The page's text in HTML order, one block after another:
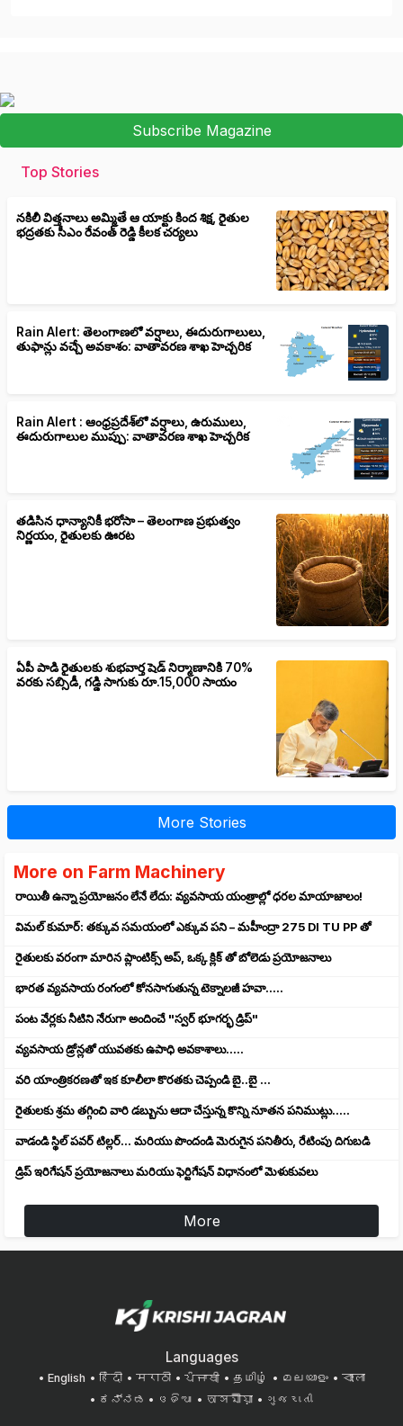
Subscribe Magazine
Top Stories
నకిలీ విత్తనాలు అమ్మితే ఆ యాక్టు కింద శిక్ష, రైతుల
భద్రతకు సీఎం రేవంత్ రెడ్డి కీలక చర్యలు
Rain Alert: తెలంగాణలో వర్షాలు, ఈదురుగాలులు,
తుఫాన్లు వచ్చే అవకాశం: వాతావరణ శాఖ హెచ్చరిక
Rain Alert : ఆంధ్రప్రదేశ్‌లో వర్షాలు, ఉరుములు,
ఈదురుగాలుల ముప్పు: వాతావరణ శాఖ హెచ్చరిక
తడిసిన ధాన్యానికీ భరోసా – తెలంగాణ ప్రభుత్వం
నిర్ణయం, రైతులకు ఊరట
ఏపీ పాడి రైతులకు శుభవార్త షెడ్ నిర్మాణానికి 70%
వరకు సబ్సిడీ, గడ్డి సాగుకు రూ.15,000 సాయం
More Stories
More on Farm Machinery
రాయితీ ఉన్నా ప్రయోజనం లేనే లేదు: వ్యవసాయ యంత్రాల్లో ధరల మాయాజాలం!
విమల్ కుమార్: తక్కువ సమయంలో ఎక్కువ పని – మహీంద్రా 275 DI TU PP తో
రైతులకు వరంగా మారిన ప్లాంటిక్స్ అప్, ఒక్క క్లిక్ తో బోలెడు ప్రయోజనాలు
భారత వ్యవసాయ రంగంలో కోనసాగుతున్న టెక్నాలజీ హవా.....
పంట వేర్లకు నీటిని నేరుగా అందించే "స్వర్ భూగర్భ డ్రిప్"
వ్యవసాయ డ్రోన్లతో యువతకు ఉపాధి అవకాశాలు.....
వరి యాంత్రికరణతో ఇక కూలీలా కొరతకు చెప్పండి బై..బై ...
రైతులకు శ్రమ తగ్గించి వారి డబ్బును ఆదా చేస్తున్న కొన్ని నూతన పనిముట్లు.....
వాడండి స్థిల్ పవర్ టిల్లర్... మరియు పొందండి మెరుగైన పనితీరు, రేటింపు దిగుబడి
డ్రిప్ ఇరిగేషన్ ప్రయోజనాలు మరియు ఫెర్టిగేషన్ విధానంలో మెళుకువలు
More
Languages
English हिंदी मराठी ਪੰਜਾਬੀ தமிழ் മലയാളം
বাংলা
ಕನ್ನಡ
ଓଡିଆ অসমীয়া ગુજરાતી